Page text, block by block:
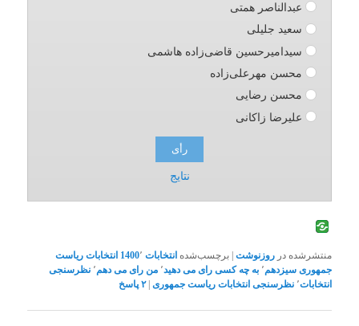
عبدالناصر همتی
سعید جلیلی
سیدامیرحسین قاضی‌زاده هاشمی
محسن مهرعلی‌زاده
محسن رضایی
علیرضا زاکانی
نتایج
منتشرشده در روزنوشت |برچسب‌شده انتخابات 1400 ٬
انتخابات ریاست
جمهوری سیزدهم٬ به چه کسی رای می دهید٬ من رای می دهم٬ نظرسنجی
انتخابات٬ نظرسنجی انتخابات ریاست جمهوری |۲ پاسخ